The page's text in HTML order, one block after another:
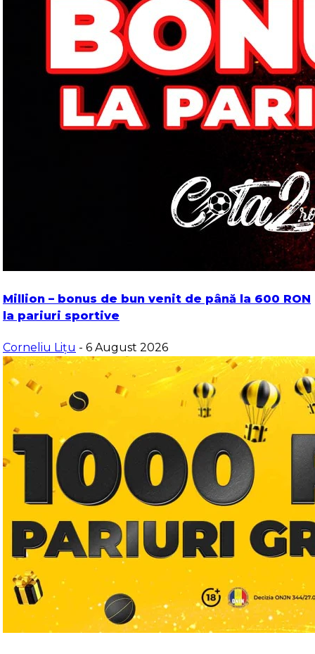
Million – bonus de bun venit de până la 600 RON
la pariuri sportive
Corneliu Lițu - 6 August 2026